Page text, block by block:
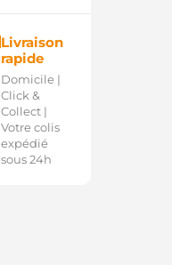
Livraison
rapide
Domicile |
Click &
Collect |
Votre colis
expédié
sous 24h